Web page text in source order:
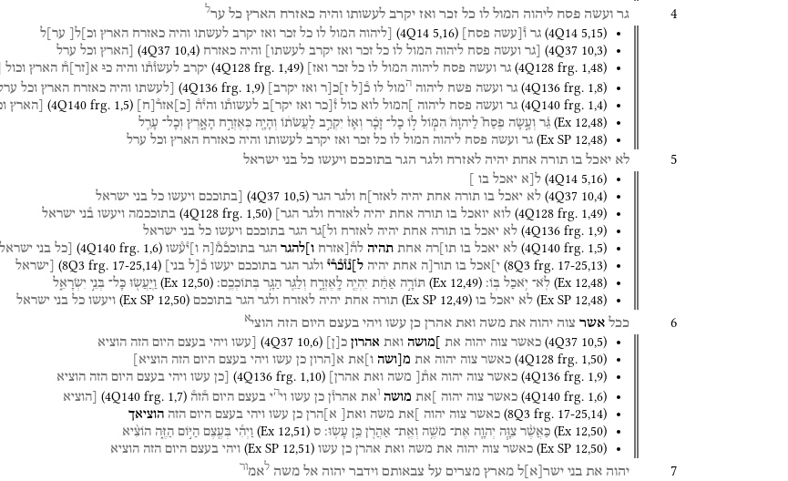
4 גר ועשה פסח ליהוה המול לו כל זכר ואז יקרב לעשותו והיה כאזרח הארץ כל ערל
(4Q14 5,15) גר ו֯[עשה פסח] (4Q14 5,16) [ליהוה המול לו כל זכר ואז יקרב לעשתו והיה כאזרח הארץ וכ]ל[ ער]ל
(4Q37 10,3) [גר ועשה פסח ליהוה המול לו כל זכר ואז יקרב לעשתו] והיה כאזרח (4Q37 10,4) [הארץ וכל ערל
(4Q128 frg. 1,48) גר ועשה פסח ליהוה המול לו כל זכר ואז] (4Q128 frg. 1,49) יקרב לעשו֯ת֯ו והיה כי א זר ח֯ הארץ וכול
(4Q136 frg. 1,8) גר ועשה פשח ליהוה המול לו כ֯[ל ז]כ[ר ואז יקרב] (4Q136 frg. 1,9) [לעשתו והיה כאזרח הארץ וכל
(4Q140 frg. 1,4) גר ועשה פסח ליהוה ]המול לוא כול ז֯[כר ואז יקר]ב לעשות֯ו והי֯ה֯ כ אזר֯ ח (4Q140 frg. 1,5) [הארץ
(Ex 12,48) גֵּ֗ר וְעָ֣שָׂה פֶסַח֮ לַיהוָה֒ הִמּ֧וֹל ל֣וֹ כָל־ זָכָ֗ר וְאָז֙ יִקְרַ֣ב לַעֲשֹׂת֔וֹ וְהָיָ֖ה כְּאֶזְרַ֣ח הָאָ֑רֶץ וְכָל־ עָרֵ֖ל
(Ex SP 12,48) גר ועשה פסח ליהוה המול לו כל זכר ואז יקרב לעשותו והיה כאזרח הארץ וכל ערל
5 לא יאכל בו תורה אחת יהיה לאזרח ולגר הגר בתוככם ויעשו כל בני ישראל
(4Q14 5,16) ל[א יאכל בו
(4Q37 10,4) לא יאכל בו תורה אחת יהיה לאזר]ח ולגר הגר (4Q37 10,5) [בתוככם ויעשו כל בני ישראל
(4Q128 frg. 1,49) לוא יואכל בו תורה אחת יהיה לאזרח ולגר הגר] (4Q128 frg. 1,50) בתוככמה ויעשו ב֯ני ישראל
(4Q136 frg. 1,9) לא יאכל בו תורה אחת יהיה לאזרח ול]גר הגר בתוככם ויעשו כל בני ישראל
(4Q140 frg. 1,5) לא יאכל בו תו]רה אחת תהיה לה֯[אזרח ו]להגר הגר בתוככ֯מ֯[ה ו]י֯ע֯שו (4Q140 frg. 1,6) [כל בני ישראל
(8Q3 frg. 17-25,13) י]אכל בו תור[ה אחת יהיה ל]נ֯ו֯כ֯ר֯י֯ ולגר הגר בתוככם יעשו כ֯[ל בני] (8Q3 frg. 17-25,14) [ישראל
(Ex 12,48) לֹֽא־ יֹ֥אכַל בּֽוֹ׃ (Ex 12,49) תּוֹרָ֣ה אַחַ֔ת יִהְיֶ֖ה לָֽאֶזְרָ֑ח וְלַגֵּ֖ר הַגָּ֥ר בְּתוֹכְכֶֽם׃ (Ex 12,50) וַיּֽ͏ַעֲשׂ֖וּ כָּל־ בְּנֵ֣י יִשְׂרָאֵ֑ל
(Ex SP 12,48) לא יאכל בו (Ex SP 12,49) תורה אחת יהיה לאזרח ולגר הגר בתוככם (Ex SP 12,50) ויעשו כל בני ישראל
6 ככל אשר צוה יהוה את משה ואת אהרן כן עשו ויהי בעצם היום הזה הוציא
(4Q37 10,5) כאשר צוה יהוה את ]מושה ואת אהרון כ ן (4Q37 10,6) [עשו ויהי בעצם היום הזה הוציא
(4Q128 frg. 1,50) כאשר צוה יהוה את מ[ושה ו]את א[הרון כן עשו ויהי בעצם היום הזה הוציא]
(4Q136 frg. 1,9) כאשר צוה יהוה את֯[ משה ואת אהרן] (4Q136 frg. 1,10) [כן עשו ויהי בעצם היום הזה הוציא
(4Q140 frg. 1,6) כאשר צוה יהוה ]את מושה ואת אהרו֯ן כן עשו ויהי בעצם היום ה֯זה֯ (4Q140 frg. 1,7) [הוציא
(8Q3 frg. 17-25,14) כאשר צוה יהוה ]את משה ואת[ א]הרן כן עשו ויהי בעצם היום הזה הוציאך
(Ex 12,50) כַּאֲשֶׁ֨ר צִוָּ֧ה יְהוָ֛ה אֶת־ מֹשֶׁ֥ה וְאֶֽת־ אַהֲרֹ֖ן כֵּ֥ן עָשֽׂוּ׃ ס (Ex 12,51) וַיְהִ֕י בְּעֶ֖צֶם הַיּ֣וֹם הַזֶּ֑ה הוֹצִ֨יא
(Ex SP 12,50) כאשר צוה יהוה את משה ואת אהרן כן עשו (Ex SP 12,51) ויהי בעצם היום הזה הוציא
7 יהוה את בני ישר א ל מארץ מצרים על צבאותם וידבר יהוה אל משה לאמור